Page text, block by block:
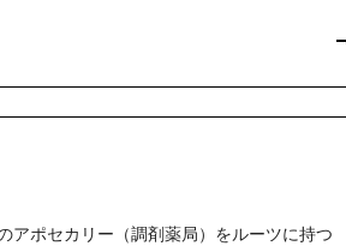
アポセカリー（調剤薬局）をルーツに持つ